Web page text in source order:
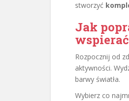
stworzyć
Jak
Rozpocznij od
aktywności.
barwy światła.
Wybierz co